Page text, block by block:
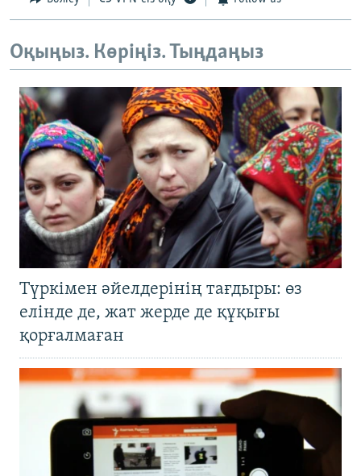
Оқыңыз. Көріңіз. Тыңдаңыз
Түркімен әйелдерінің тағдыры: өз
елінде де, жат жерде де құқығы
қорғалмаған